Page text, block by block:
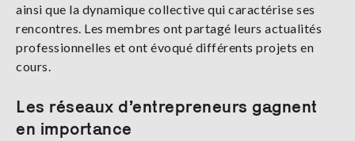
ainsi que la dynamique collective qui caractérise ses
rencontres. Les membres ont partagé leurs actualités
professionnelles et ont évoqué différents projets en
cours.
Les réseaux d’entrepreneurs gagnent
en importance